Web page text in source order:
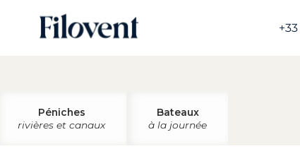
Péniches
rivières et canaux
Bateaux
à la journée